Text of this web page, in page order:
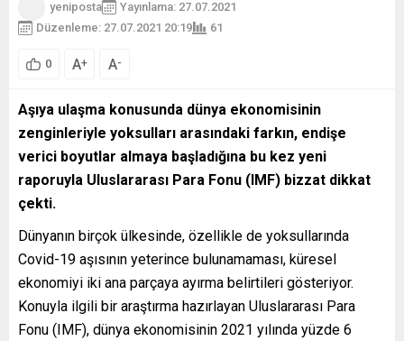
yeniposta
Yayınlama: 27.07.2021
Düzenleme: 27.07.2021 20:19
61
0 A+ A-
Aşıya ulaşma konusunda dünya ekonomisinin
zenginleriyle yoksulları arasındaki farkın, endişe
verici boyutlar almaya başladığına bu kez yeni
raporuyla Uluslararası Para Fonu (IMF) bizzat dikkat
çekti.
Dünyanın birçok ülkesinde, özellikle de yoksullarında
Covid-19 aşısının yeterince bulunamaması, küresel
ekonomiyi iki ana parçaya ayırma belirtileri gösteriyor.
Konuyla ilgili bir araştırma hazırlayan Uluslararası Para
Fonu (IMF), dünya ekonomisinin 2021 yılında yüzde 6